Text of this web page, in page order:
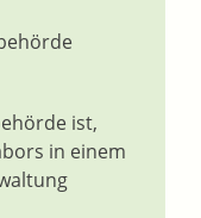
ist,
in einem